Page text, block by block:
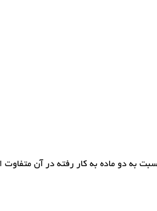
به دو ماده به کار رفته در آن